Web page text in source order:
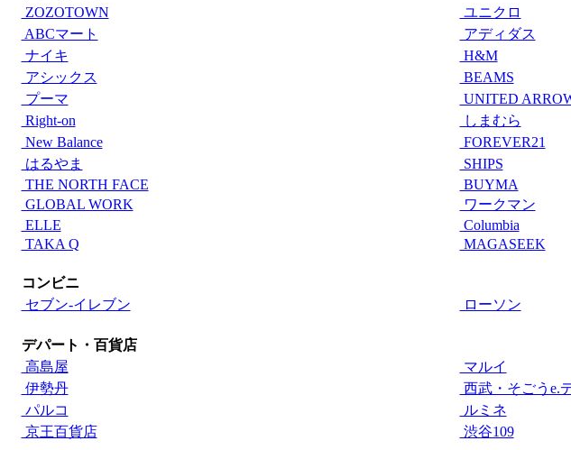
ZOZOTOWN
ユニクロ
ABCマート
アディダス
ナイキ
H&M
アシックス
BEAMS
プーマ
UNITED
Right-on
しまむら
New Balance
FOREVER21
はるやま
SHIPS
THE NORTH FACE
BUYMA
GLOBAL WORK
ワークマン
ELLE
Columbia
TAKA Q
MAGASEEK
コンビニ
セブン‐イレブン
ローソン
デパート・百貨店
高島屋
マルイ
伊勢丹
西武・そごうe.
パルコ
ルミネ
京王百貨店
渋谷109